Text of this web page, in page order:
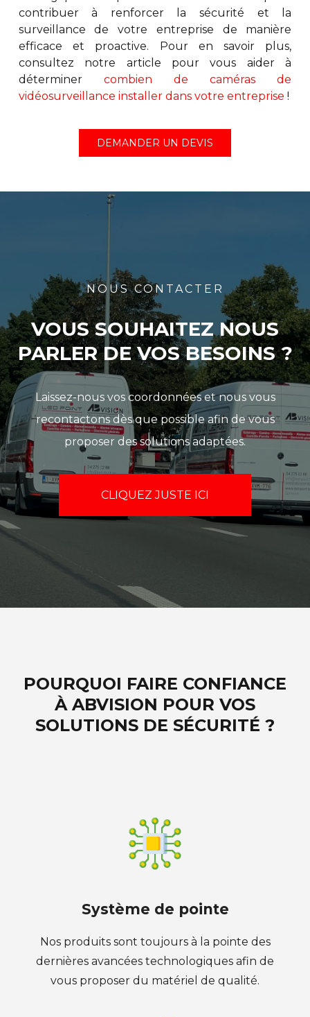
contribuer à renforcer la sécurité et la
surveillance de votre entreprise de manière
efficace et proactive. Pour en savoir plus,
consultez notre article pour vous aider à
déterminer combien de caméras de
vidéosurveillance installer dans votre entreprise !
DEMANDER UN DEVIS
NOUS CONTACTER
VOUS SOUHAITEZ NOUS
PARLER DE VOS BESOINS ?
Laissez-nous vos coordonnées et nous vous
recontactons dès que possible afin de vous
proposer des solutions adaptées.
POURQUOI FAIRE CONFIANCE
À ABVISION POUR VOS
SOLUTIONS DE SÉCURITÉ ?
Système de pointe
Nos produits sont toujours à la pointe des
dernières avancées technologiques afin de
vous proposer du matériel de qualité.